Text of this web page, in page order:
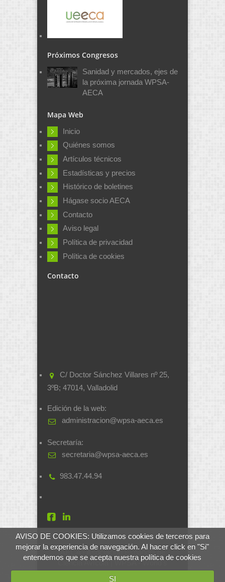
AVISO DE COOKIES: Utilizamos cookies de terceros para
mejorar la experiencia de navegación. Al hacer click en "Si"
entendemos que se acepta nuestra política de cookies
SI
Próximos Congresos
Sanidad y mercados, ejes de
la próxima jornada WPSA-
AECA
Mapa Web
Inicio
Quiénes somos
Artículos técnicos
Estadísticas y precios
Histórico de boletines
Hágase socio AECA
Contacto
Aviso legal
Política de privacidad
Política de cookies
Contacto
C/ Doctor Sánchez Villares nº 25,
3ºB; 47014, Valladolid
Edición de la web:
administracion@wpsa-aeca.es
Secretaría:
secretaria@wpsa-aeca.es
983.47.44.94
AECA - Asociación Española de
Ciencia Avícola | WPSA - World's